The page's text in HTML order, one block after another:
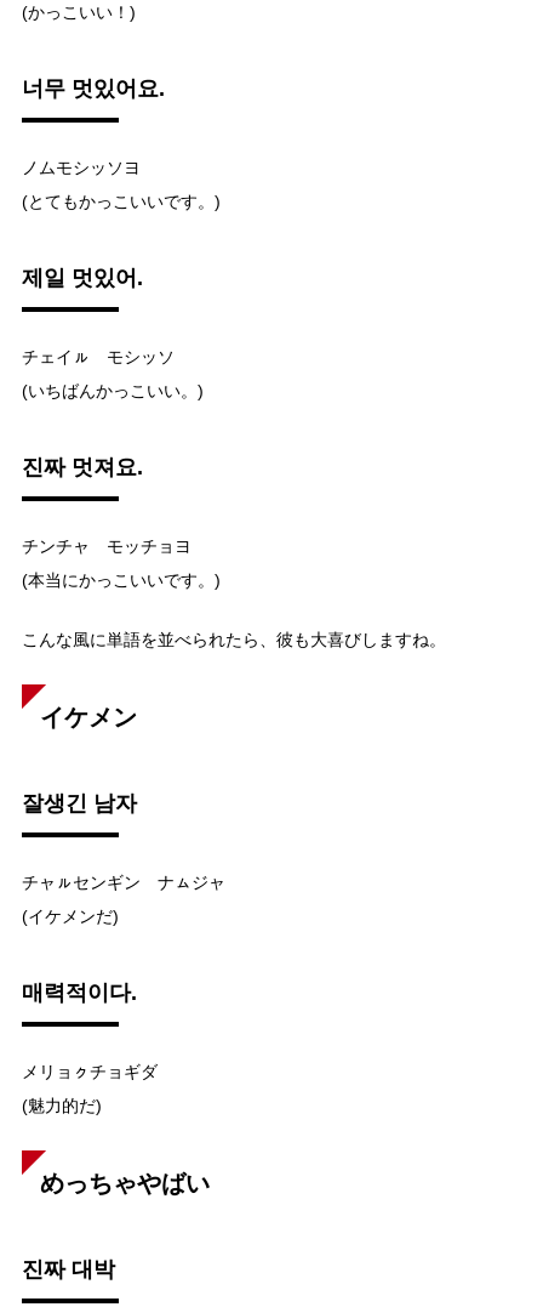
(かっこいい！)
너무 멋있어요.
ノムモシッソヨ
(とてもかっこいいです。)
제일 멋있어.
チェイㇽ モシッソ
(いちばんかっこいい。)
진짜 멋져요.
チンチャ モッチョヨ
(本当にかっこいいです。)
こんな風に単語を並べられたら、彼も大喜びしますね。
イケメン
잘생긴 남자
チャㇽセンギン ナㇺジャ
(イケメンだ)
매력적이다.
メリョㇰチョギダ
(魅力的だ)
めっちゃやばい
진짜 대박